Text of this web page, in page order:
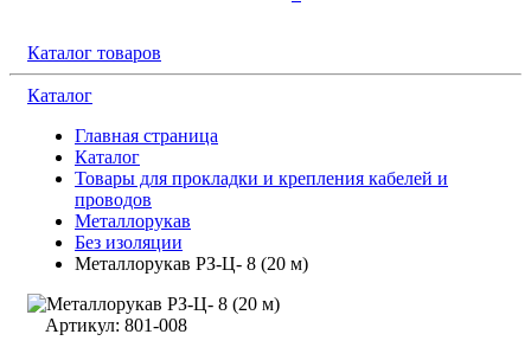
Каталог товаров
Каталог
Главная страница
Каталог
Товары для прокладки и крепления кабелей и
проводов
Металлорукав
Без изоляции
Металлорукав РЗ-Ц- 8 (20 м)
Артикул: 801-008